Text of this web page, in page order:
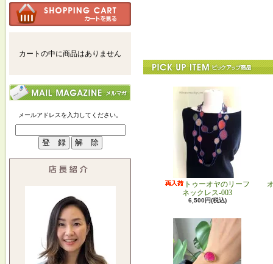
カートの中に商品はありません
メールアドレスを入力してください。
トゥーオヤのリーフ
ネックレス-003
6,500円(税込)